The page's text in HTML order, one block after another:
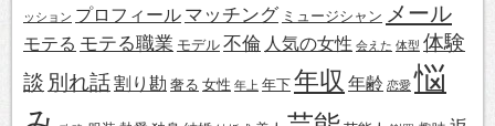
ッション プロフィール マッチング ミュージシャン メール
モテる モテる職業 モデル 不倫 人気の女性 会えた 体型 体験
談 別れ話割り勘 奢る 女性 年上 年下 年収 年齢 恋愛 悩